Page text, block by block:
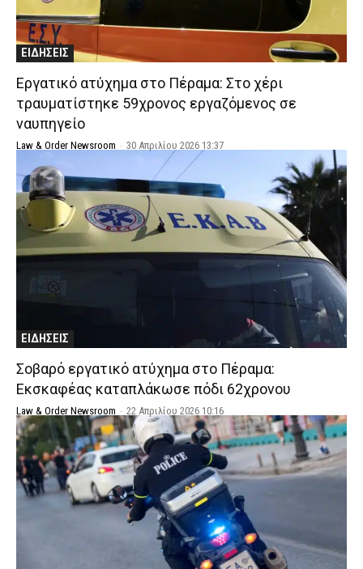
ΕΙΔΗΣΕΙΣ
Εργατικό ατύχημα στο Πέραμα: Στο χέρι
τραυματίστηκε 59χρονος εργαζόμενος σε
ναυπηγείο
Law & Order Newsroom - 30 Απριλίου 2026 13:37
ΕΙΔΗΣΕΙΣ
Σοβαρό εργατικό ατύχημα στο Πέραμα:
Εκσκαφέας καταπλάκωσε πόδι 62χρονου
Law & Order Newsroom - 22 Απριλίου 2026 10:16